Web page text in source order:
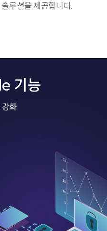
루션을 제공합니다.
기능
화